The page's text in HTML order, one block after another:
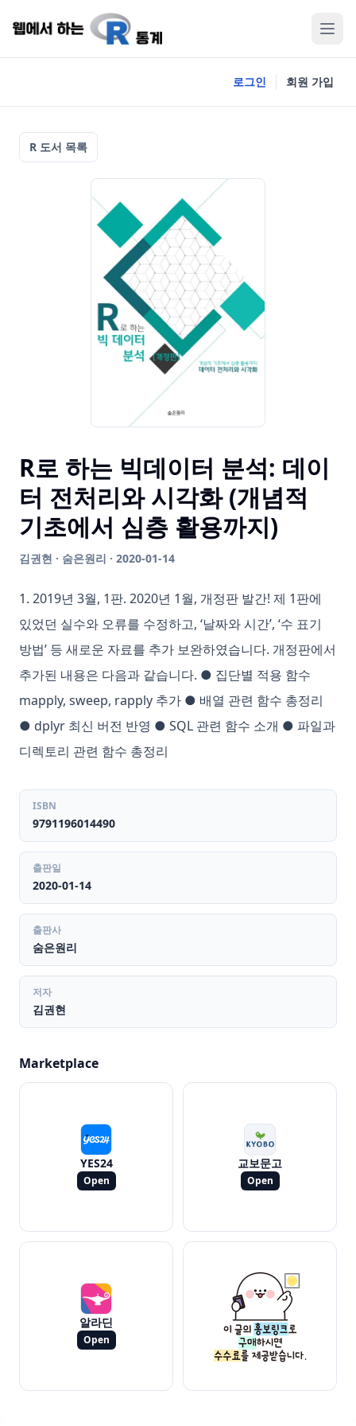
로그인 회원 가입
R 도서 목록
R로 하는 빅데이터 분석: 데이
터 전처리와 시각화 (개념적
기초에서 심층 활용까지)
김권현 · 숨은원리 · 2020-01-14
1. 2019년 3월, 1판. 2020년 1월, 개정판 발간! 제 1판에
있었던 실수와 오류를 수정하고, ‘날짜와 시간’, ‘수 표기
방법’ 등 새로운 자료를 추가 보완하였습니다. 개정판에서
추가된 내용은 다음과 같습니다. ● 집단별 적용 함수
mapply, sweep, rapply 추가 ● 배열 관련 함수 총정리
● dplyr 최신 버전 반영 ● SQL 관련 함수 소개 ● 파일과
디렉토리 관련 함수 총정리
ISBN
9791196014490
출판일
2020-01-14
출판사
숨은원리
저자
김권현
Marketplace
YES24
Open
교보문고
Open
알라딘
Open